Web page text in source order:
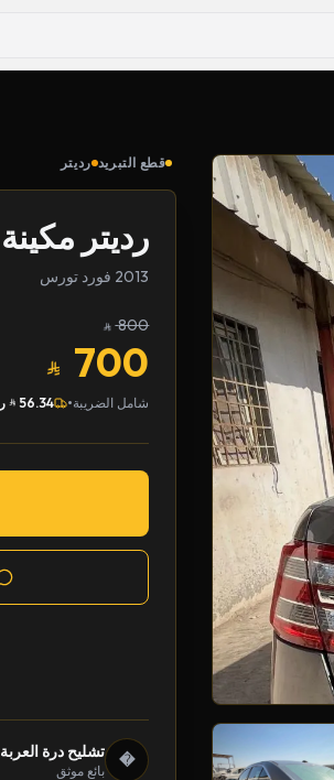
قطع التبريد رديتر
رديتر مكينة
2013 فورد تورس
800
700
شامل الضريبة•
56.34
� تشليح درة العربة
بائع موثق